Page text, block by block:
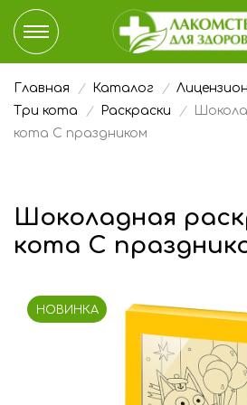
КАТАЛОГ
ДОСТАВКА И ОПЛАТА
ГДЕ КУПИТЬ
ЭТО ИНТЕРЕСНО
Главная Каталог
Три кота
Раскраски
кота С праздником
Шоколадная
кота С
НОВИНКА